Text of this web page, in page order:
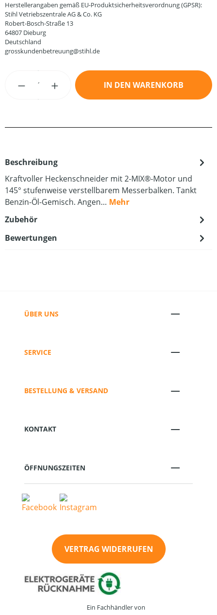
Herstellerangaben gemäß EU-Produktsicherheitsverordnung (GPSR):
Stihl Vetriebszentrale AG & Co. KG
Robert-Bosch-Straße 13
64807 Dieburg
Deutschland
grosskundenbetreuung@stihl.de
Produkt Anzahl: Gib den gewünschten
IN DEN WARENKORB
Beschreibung
Kraftvoller Heckenschneider mit 2-MIX®-Motor und
145° stufenweise verstellbarem Messerbalken. Tankt
Benzin-Öl-Gemisch. Angen… Mehr
Zubehör
Bewertungen
ÜBER UNS
SERVICE
BESTELLUNG & VERSAND
KONTAKT
ÖFFNUNGSZEITEN
VERTRAG WIDERRUFEN
Ein Fachhändler von